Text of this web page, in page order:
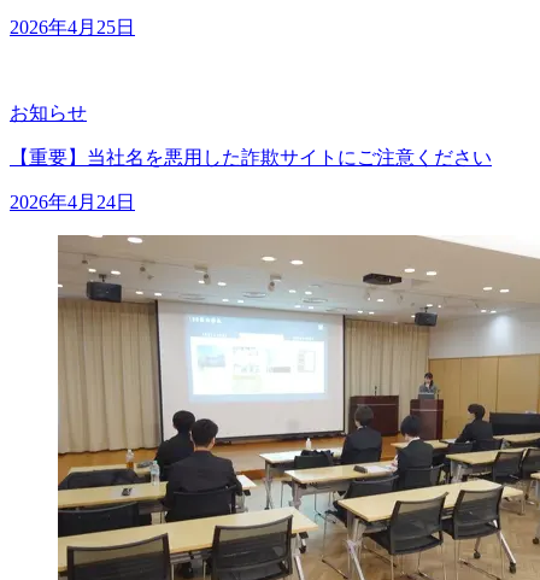
2026年4月25日
お知らせ
【重要】当社名を悪用した詐欺サイトにご注意ください
2026年4月24日